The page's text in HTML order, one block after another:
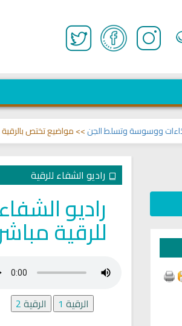
وتسلط الجن>> مواضيع تختص بالرقية
راديو الشفاء للرقية
راديو
للرقية
الرقية 1 الرقية2